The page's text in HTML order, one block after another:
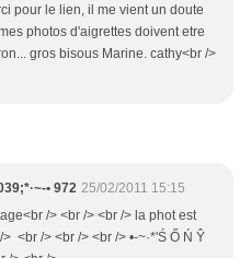
pour le lien, il me vient un doute
photos d'aigrettes doivent etre
gros bisous Marine. cathy<br />
• 972 25/02/2011 15:15
/> <br /> <br /> la phot est
<br /> <br /> <br /> •-~·*'Ś Ő Ń Ŷ